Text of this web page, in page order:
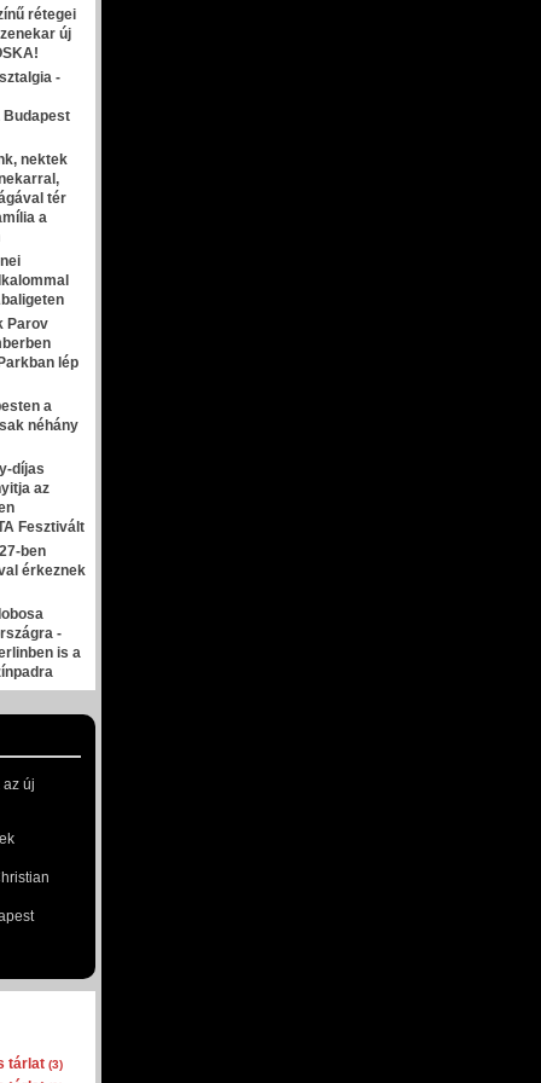
rétegei
új
-
Budapest
nektek
tér
a
Parov
lép
a
néhány
díjas
az
Fesztivált
ben
érkeznek
-
is a
új
tárlat (3)